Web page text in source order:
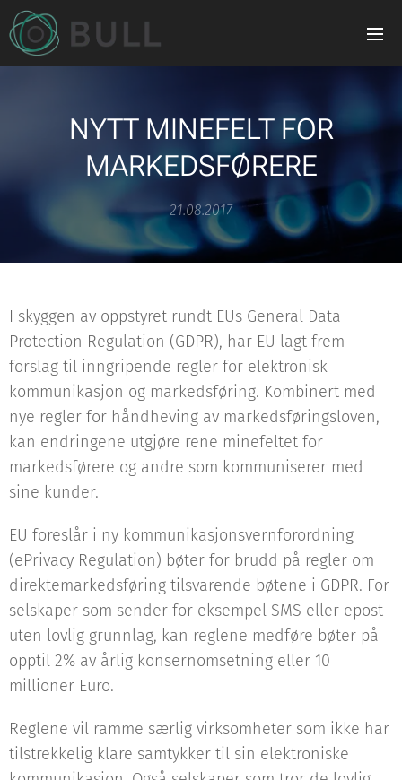
NYTT MINEFELT FOR
MARKEDSFØRERE
21.08.2017
I skyggen av oppstyret rundt EUs General Data
Protection Regulation (GDPR), har EU lagt frem
forslag til inngripende regler for elektronisk
kommunikasjon og markedsføring. Kombinert med
nye regler for håndheving av markedsføringsloven,
kan endringene utgjøre rene minefeltet for
markedsførere og andre som kommuniserer med
sine kunder.
EU foreslår i ny kommunikasjonsvernforordning
(ePrivacy Regulation) bøter for brudd på regler om
direktemarkedsføring tilsvarende bøtene i GDPR. For
selskaper som sender for eksempel SMS eller epost
uten lovlig grunnlag, kan reglene medføre bøter på
opptil 2% av årlig konsernomsetning eller 10
millioner Euro.
Reglene vil ramme særlig virksomheter som ikke har
tilstrekkelig klare samtykker til sin elektroniske